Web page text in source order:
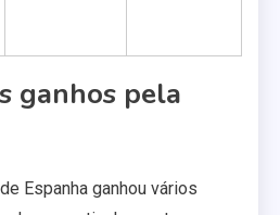
ganhos pela
Espanha ganhou vários